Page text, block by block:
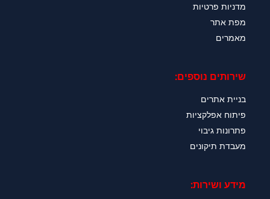
מדניות פרטיות
מפת אתר
מאמרים
שירותים נוספים:
בניית אתרים
פיתוח אפלקציות
פתרונות גיבוי
מעבדת תיקונים
מידע ושירות: